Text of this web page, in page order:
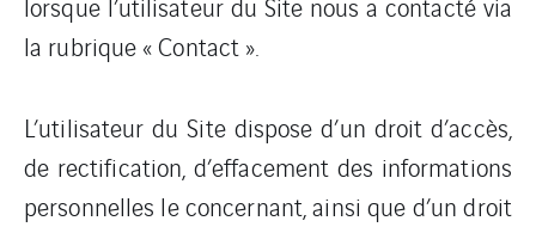
la rubrique « Contact ».
L’utilisateur du Site dispose d’un droit d’accès,
de rectification, d’effacement des informations
personnelles le concernant, ainsi que d’un droit